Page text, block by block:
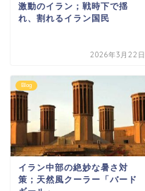
激動のイラン；戦時下で揺
れ、割れるイラン国民
2026年3月22日
Blog
イラン中部の絶妙な暑さ対
策；天然風クーラー「バード